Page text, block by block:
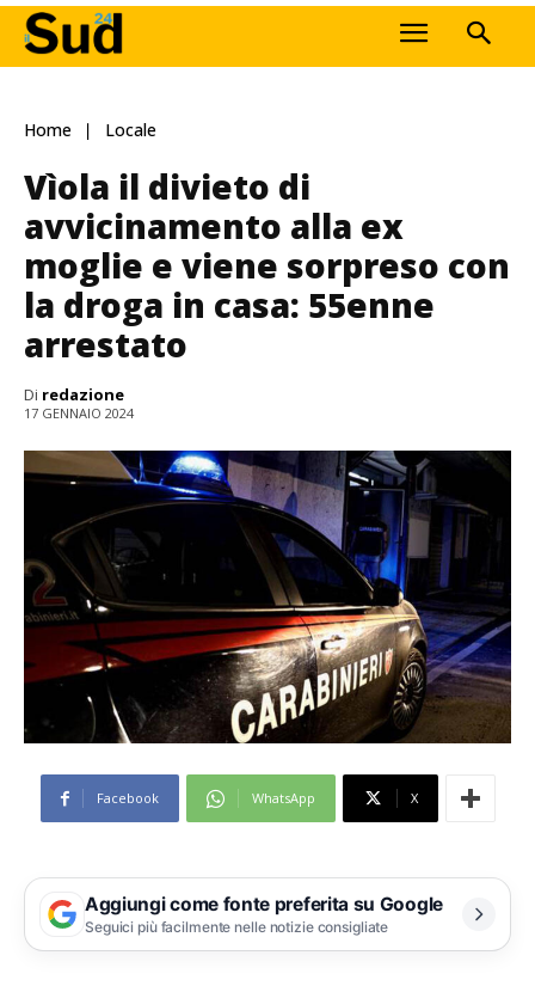
Home Locale
Vìola il divieto di
avvicinamento alla ex
moglie e viene sorpreso con
la droga in casa: 55enne
arrestato
Di redazione
17 GENNAIO 2024
Facebook WhatsApp X
Aggiungi come fonte preferita su Google
Seguici più facilmente nelle notizie consigliate